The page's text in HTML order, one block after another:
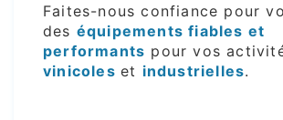
Faites-nous confiance pour
des équipements fiables et
performants pour vos
vinicoles et industrielles.